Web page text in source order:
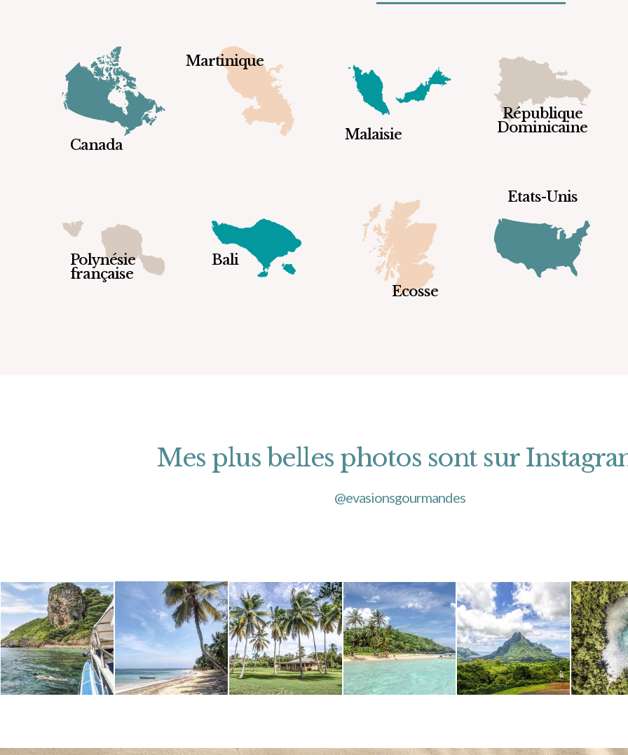
Canada
Martinique
Malaisie
République
Dominicaine
Polynésie
française
Bali
Ecosse
Etats-Unis
Mes plus belles photos sont sur
@evasionsgourmandes